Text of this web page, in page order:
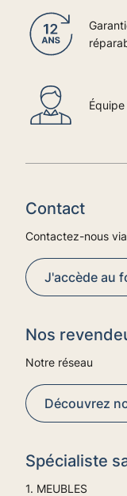
Contact
Contactez-nous
J'accède au
Nos
Notre réseau
Découvrez
Spécialiste
1. MEUBLES